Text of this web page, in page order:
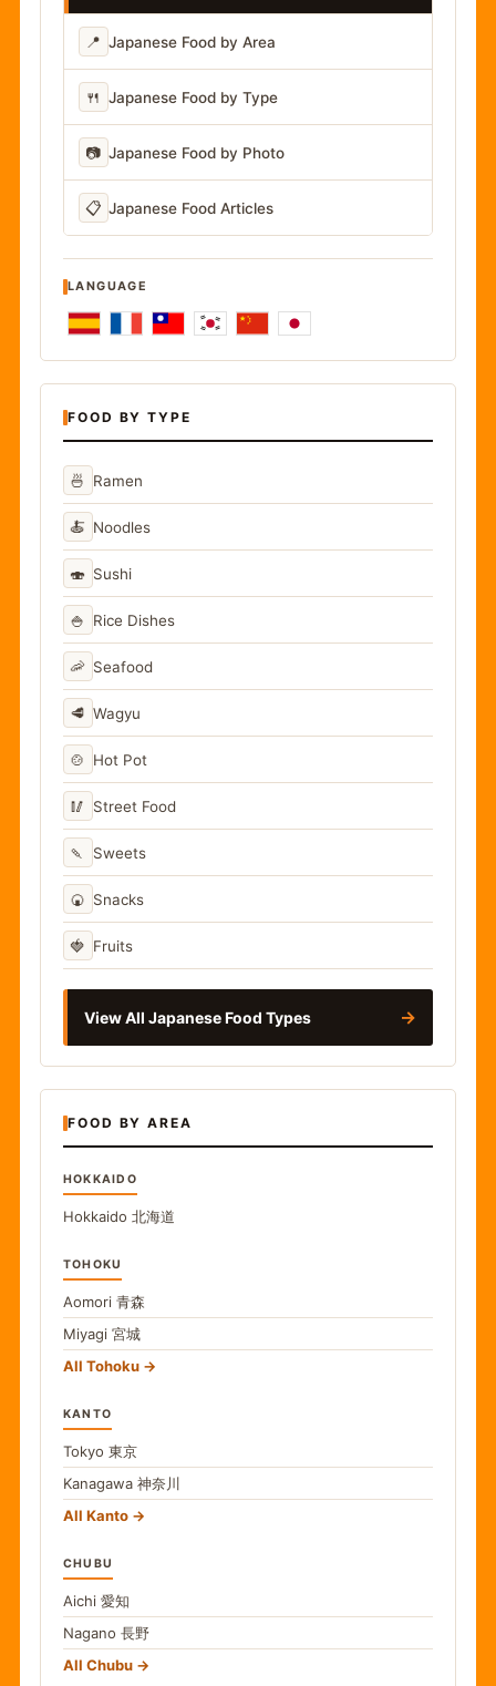
📍 Japanese Food by Area
🍴 Japanese Food by Type
📷 Japanese Food by Photo
📋 Japanese Food Articles
LANGUAGE
FOOD BY TYPE
🍜 Ramen
🍝 Noodles
🍣 Sushi
🍚 Rice Dishes
🦐 Seafood
🥩 Wagyu
🍲 Hot Pot
🥢 Street Food
🍡 Sweets
🍘 Snacks
🍓 Fruits
View All Japanese Food Types →
FOOD BY AREA
HOKKAIDO
Hokkaido 北海道
TOHOKU
Aomori 青森
Miyagi 宮城
All Tohoku
KANTO
Tokyo 東京
Kanagawa 神奈川
All Kanto
CHUBU
Aichi 愛知
Nagano 長野
All Chubu